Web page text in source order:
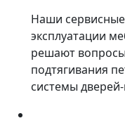
Наши
эксплуатации
решают
подтягивания
системы дверей-